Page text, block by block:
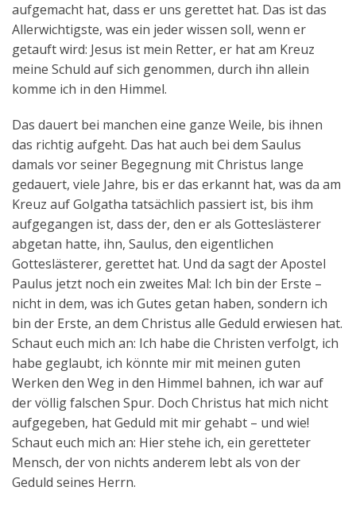
aufgemacht hat, dass er uns gerettet hat. Das ist das
Allerwichtigste, was ein jeder wissen soll, wenn er
getauft wird: Jesus ist mein Retter, er hat am Kreuz
meine Schuld auf sich genommen, durch ihn allein
komme ich in den Himmel.
Das dauert bei manchen eine ganze Weile, bis ihnen
das richtig aufgeht. Das hat auch bei dem Saulus
damals vor seiner Begegnung mit Christus lange
gedauert, viele Jahre, bis er das erkannt hat, was da am
Kreuz auf Golgatha tatsächlich passiert ist, bis ihm
aufgegangen ist, dass der, den er als Gotteslästerer
abgetan hatte, ihn, Saulus, den eigentlichen
Gotteslästerer, gerettet hat. Und da sagt der Apostel
Paulus jetzt noch ein zweites Mal: Ich bin der Erste –
nicht in dem, was ich Gutes getan haben, sondern ich
bin der Erste, an dem Christus alle Geduld erwiesen hat.
Schaut euch mich an: Ich habe die Christen verfolgt, ich
habe geglaubt, ich könnte mir mit meinen guten
Werken den Weg in den Himmel bahnen, ich war auf
der völlig falschen Spur. Doch Christus hat mich nicht
aufgegeben, hat Geduld mit mir gehabt – und wie!
Schaut euch mich an: Hier stehe ich, ein geretteter
Mensch, der von nichts anderem lebt als von der
Geduld seines Herrn.